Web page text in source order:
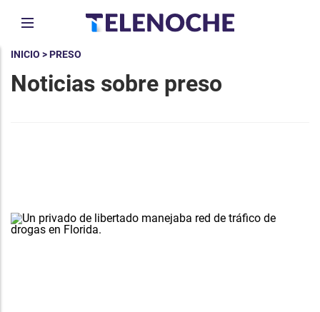
INICIO > PRESO
Noticias sobre preso